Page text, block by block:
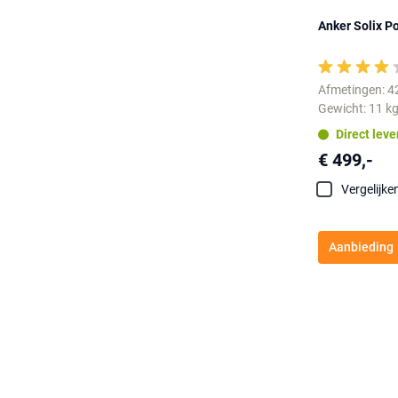
Anker Solix
Afmetingen:
Gewicht: 11 kg
Direct
€ 499,-
Aanbieding